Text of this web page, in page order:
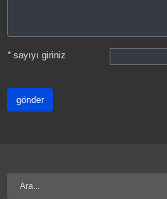
*sayıyı giriniz
gönder